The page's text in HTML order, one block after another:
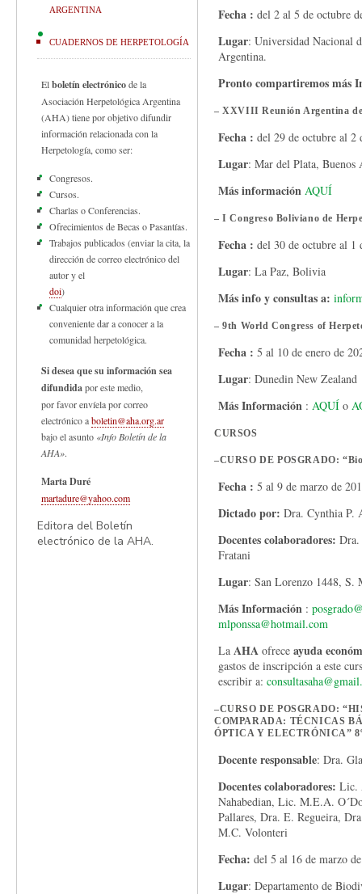
Fecha : del 2 al 5 de octubre
Lugar: Universidad Nacional
Argentina.
Pronto compartiremos más
– XXVIII Reunión Argentina
Fecha : del 29 de octubre al 2
Lugar: Mar del Plata, Buenos
Más información AQUÍ
– I Congreso Boliviano de
Fecha : del 30 de octubre al 1
Lugar: La Paz, Bolivia
Más info y consultas a:
– 9th World Congress of
Fecha : 5 al 10 de enero de
Lugar: Dunedin New Zealand
Más Información : AQUÍ o
CURSOS
–CURSO DE POSGRADO:
Fecha : 5 al 9 de marzo de
Dictado por: Dra. Cynthia P.
Docentes colaboradores: Dra.
Fratani
Lugar: San Lorenzo 1448, S.
Más Información :
mlponssa@hotmail.com
La AHA ofrece ayuda
gastos de inscripción a este
escribir a:
–CURSO DE POSGRADO:
COMPARADA: TÉCNICAS
ÓPTICA Y ELECTRÓNICA”
Docente responsable: Dra.
Docentes colaboradores: Lic.
Nahabedian, Lic. M.E.A.
Pallares, Dra. E. Regueira,
M.C. Volonteri
Fecha: del 5 al 16 de marzo
Lugar: Departamento de
ARGENTINA
CUADERNOS DE HERPETOLOGÍA
Elboletín electrónicode la
Asociación Herpetológica Argentina
(AHA) tiene por objetivo difundir
información relacionada con la
Herpetología, como ser:
Congresos.
Cursos.
Charlas o Conferencias.
Ofrecimientos de Becas o Pasantías.
Trabajos publicados (enviar la cita, la
dirección de correo electrónico del
autor y el
doi)
Cualquier otra información que crea
conveniente dar a conocer a la
comunidad herpetológica.
Si desea que su información sea
difundidapor este medio,
por favor envíela por correo
electrónico aboletin@aha.org.ar
bajo el asunto «Info Boletín de la
AHA».
Marta Duré
martadure@yahoo.com
Editora del Boletín
electrónico de la AHA.